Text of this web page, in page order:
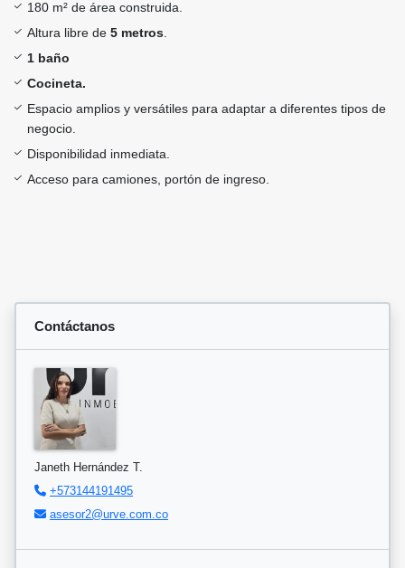
180 m² de área construida.
Altura libre de 5 metros
1 baño
Cocineta.
Espacio amplios y versátiles para adaptar a diferentes tipos de
negocio.
Disponibilidad inmediata.
Acceso para camiones, portón de ingreso.
Contáctanos
Janeth Hernández T.
+573144191495
asesor2@urve.com.co